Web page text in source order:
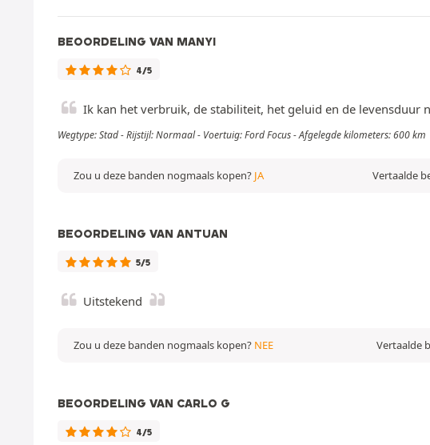
BEOORDELING VAN MANYI
4/5
Ik kan het verbruik, de stabiliteit, het geluid en de levensduur
Wegtype: Stad - Rijstijl: Normaal - Voertuig: Ford Focus - Afgelegde kilometers: 600 km
Vertaalde
Zou u deze banden nogmaals kopen? JA
BEOORDELING VAN ANTUAN
5/5
Uitstekend
Vertaalde
Zou u deze banden nogmaals kopen? NEE
BEOORDELING VAN CARLO G
4/5